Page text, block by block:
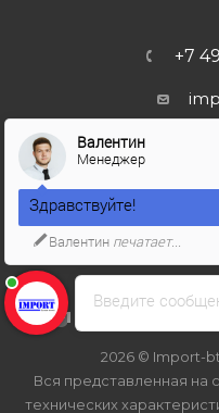
+7
г. Москва,
2026 © Import-
Вся представленная на
технических
Введите
Валентин
Менеджер
Здравствуйте!
Валентин печатает...